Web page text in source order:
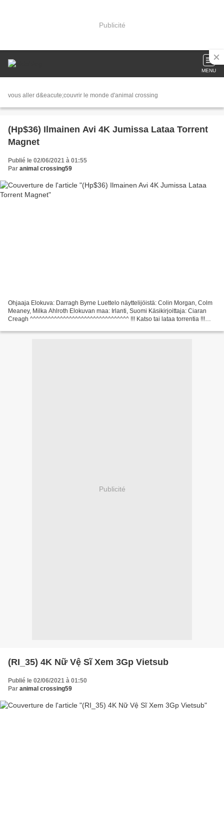
Publicité
MENU
vous aller d&eacute;couvrir le monde d'animal crossing
(Hp$36) Ilmainen Avi 4K Jumissa Lataa Torrent
Magnet
Publié le 02/06/2021 à 01:55
Par animal crossing59
Ohjaaja Elokuva: Darragh Byrne Luettelo näyttelijöistä: Colin Morgan, Colm
Meaney, Milka Ahlroth Elokuvan maa: Irlanti, Suomi Käsikirjoittaja: Ciaran
Creagh ^^^^^^^^^^^^^^^^^^^^^^^^^^^^^^^^^ !!! Katso tai lataa torrentia !!!
Publicité
(RI_35) 4K Nữ Vệ Sĩ Xem 3Gp Vietsub
Publié le 02/06/2021 à 01:50
Par animal crossing59